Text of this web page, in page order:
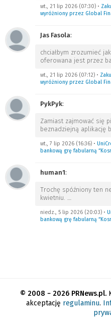
wt., 21 lip 2026 (07:30) •
wyróżniony przez Global
Jas Fasola:
chciałbym zrozumieć
oferowana jest przez
wt., 21 lip 2026 (07:12) •
wyróżniony przez Global
PykPyk:
Zamiast zajmować się
beznadziejną aplikację
wt., 7 lip 2026 (16:36) •
bankową grę fabularną
human1:
Trochę spóźniony ten
kwietniu. …
niedz., 5 lip 2026 (20:03) •
bankową grę fabularną
© 2008 − 2026 PRNews.pl.
akceptację regulaminu.